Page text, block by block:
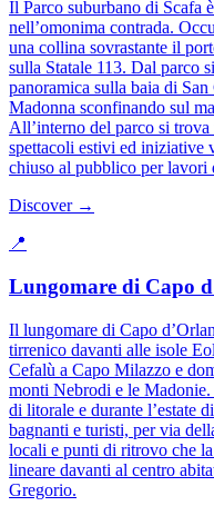
Il Parco suburbano di Scafa
nell’omonima contrada.
una collina sovrastante il
sulla Statale 113. Dal parco
panoramica sulla baia di
Madonna sconfinando sul
All’interno del parco si
spettacoli estivi ed iniziative
chiuso al pubblico per lavori
Discover →
📍
Lungomare di Capo
Il lungomare di Capo
tirrenico davanti alle isole
Cefalù a Capo Milazzo e
monti Nebrodi e le
di litorale e durante l’estate
bagnanti e turisti, per via
locali e punti di ritrovo che
lineare davanti al centro
Gregorio.